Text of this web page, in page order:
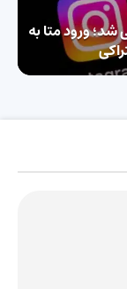
شد؛ ورود متا به